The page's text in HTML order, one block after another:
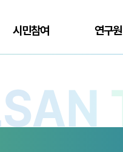
시민참여 연구